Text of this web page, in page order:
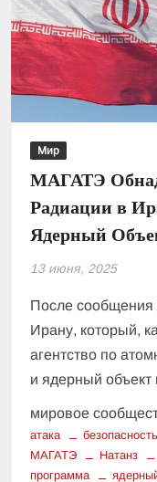
Мир
МАГАТЭ
Радиации в
Ядерный
13 июня, 2025
После сообщения
Ирану, который,
агентство по
и ядерный объект
мировое
атака безопасность
МАГАТЭ
Натанз
программа